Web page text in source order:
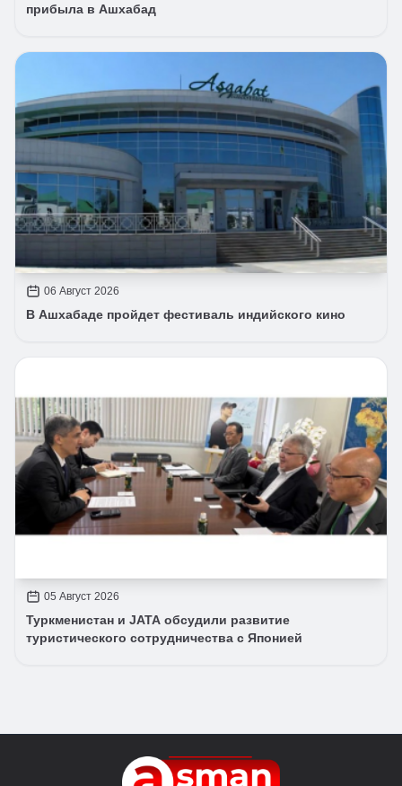
прибыла в Ашхабад
06 Август 2026
В Ашхабаде пройдет фестиваль индийского кино
05 Август 2026
Туркменистан и JATA обсудили развитие
туристического сотрудничества с Японией